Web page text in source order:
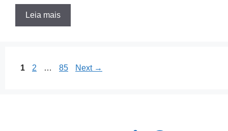
Leia mais
Page
1 Page
2 … Page
85 Next →